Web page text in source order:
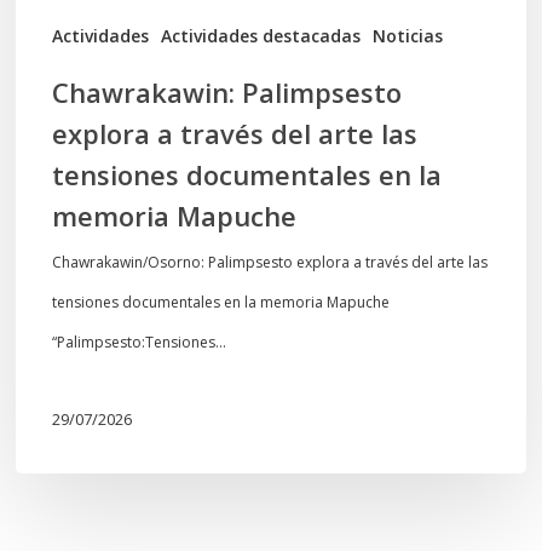
Actividades Actividades destacadas Noticias
documentales
memoria
Mapuche
Chawrakawin: Palimpsesto
explora a través del arte las
tensiones documentales en la
memoria Mapuche
Chawrakawin/Osorno: Palimpsesto explora a través del arte las
tensiones documentales en la memoria Mapuche
“Palimpsesto:Tensiones…
29/07/2026